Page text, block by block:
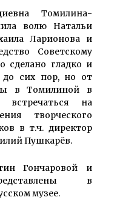
Томилина-
волю Натальи
Ларионова и
Советскому
сделано гладко и
до сих пор, но от
в Томилиной в
на
творческого
в т.ч. директор
Пушкарёв.
Гончаровой и
в
музее.